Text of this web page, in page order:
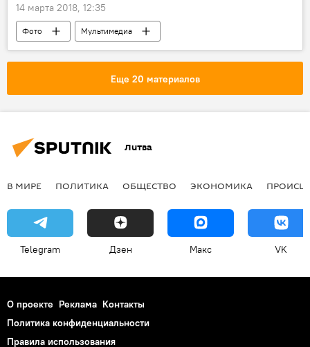
14 марта 2018, 12:35
Фото Мультимедиа
Еще 20 материалов
Литва
В МИРЕ ПОЛИТИКА ОБЩЕСТВО ЭКОНОМИКА
Telegram Дзен Макс VK
О проекте Реклама Контакты
Политика конфиденциальности
Правила использования